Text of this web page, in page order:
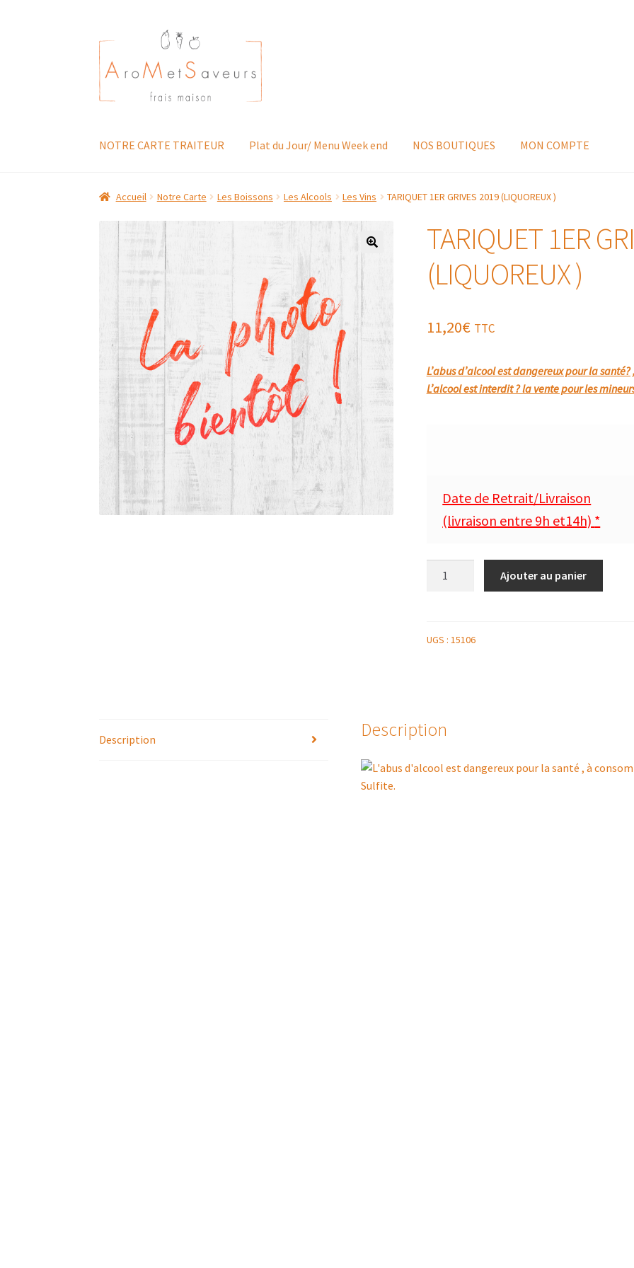
Aller
à
la
navigation
Aller
au
contenu
NOTRE CARTE TRAITEUR Plat du Jour/ Menu Week end NOS BOUTIQUES MON COMPTE
Accueil Notre Carte Les Boissons Les Alcools Les Vins TARIQUET 1ER GRIVES 2019 (LIQUOREUX )
TARIQUET 1ER
(LIQUOREUX )
11,20€ TTC
L’abus d’alcool est dangereux pour la
L’alcool est interdit ? la vente pour les
Date de Retrait/Livraison
(livraison entre 9h et14h) *
GRIVES
Ajouter au panier
UGS : 15106
Description Description
Sulfite.